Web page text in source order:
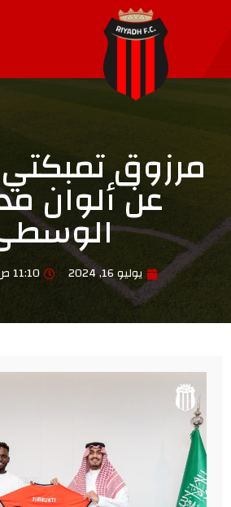
مرزوق
عن ألوان
يوليو 16, 2024 11:10 ص